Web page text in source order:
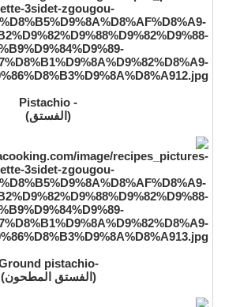
- Pistachio
(الفستق)
-Ground pistachio
(الفستق المطحون)